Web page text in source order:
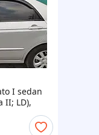
I sedan
II; LD),
K10604